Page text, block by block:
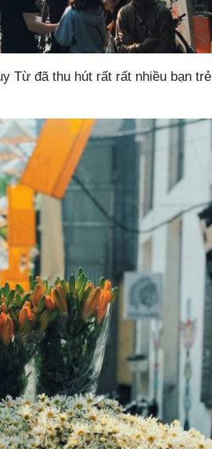
Từ đã thu hút rất rất nhiều bạn trẻ